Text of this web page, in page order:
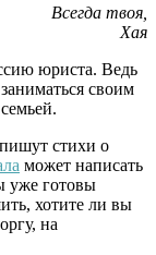
Всегда твоя,
Хая
юриста. Ведь
своим
стихи о
может написать
уже готовы
хотите ли вы
на